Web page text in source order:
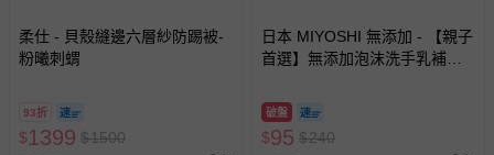
柔仕 - 貝殼縫邊六層紗防踢被-
粉曦刺蝟
93折
$1399 $1500
日本 MIYOSHI 無添加 - 【親子
首選】無添加泡沫洗手乳補充
破盤
$95 $240